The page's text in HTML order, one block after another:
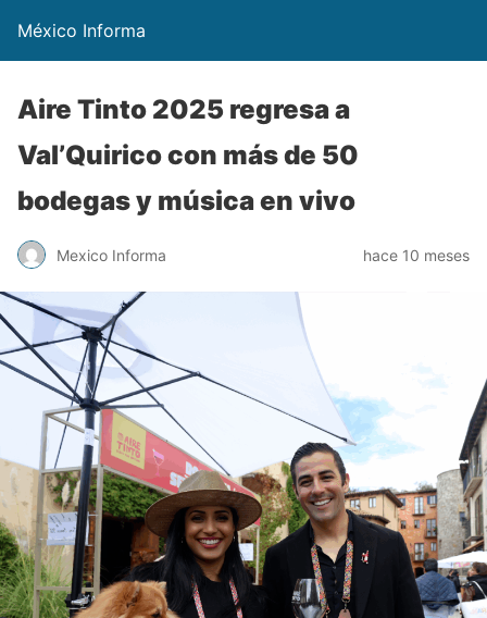
México Informa
Aire Tinto 2025 regresa a
Val’Quirico con más de 50
bodegas y música en vivo
Mexico Informa hace 10 meses